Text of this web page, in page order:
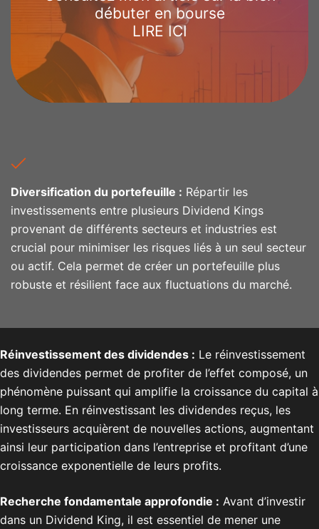
débuter en bourse
LIRE ICI
Diversification du portefeuille : Répartir les
investissements entre plusieurs Dividend Kings
provenant de différents secteurs et industries est
crucial pour minimiser les risques liés à un seul secteur
ou actif. Cela permet de créer un portefeuille plus
robuste et résilient face aux fluctuations du marché.
Réinvestissement des dividendes : Le réinvestissement
des dividendes permet de profiter de l’effet composé, un
phénomène puissant qui amplifie la croissance du capital à
long terme. En réinvestissant les dividendes reçus, les
investisseurs acquièrent de nouvelles actions, augmentant
ainsi leur participation dans l’entreprise et profitant d’une
croissance exponentielle de leurs profits.
Recherche fondamentale approfondie : Avant d’investir
dans un Dividend King, il est essentiel de mener une